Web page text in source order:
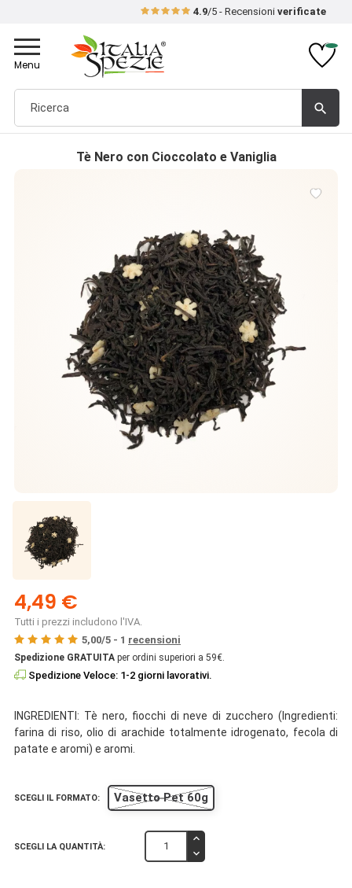
4.9/5 - Recensioniverificate
search
Toggle
navigation
Menu
Tè Nero con Cioccolato e Vaniglia

4,49 €
Tutti i prezzi includono l'IVA.
5,00/5 - 1 recensioni
Spedizione GRATUITA per ordini superiori a 59€.
Spedizione Veloce: 1-2 giorni lavorativi.
INGREDIENTI: Tè nero, fiocchi di neve di zucchero (Ingredienti:
farina di riso, olio di arachide totalmente idrogenato, fecola di
patate e aromi) e aromi.
SCEGLI IL FORMATO: Vasetto Pet 60g
SCEGLI LA QUANTITÀ: